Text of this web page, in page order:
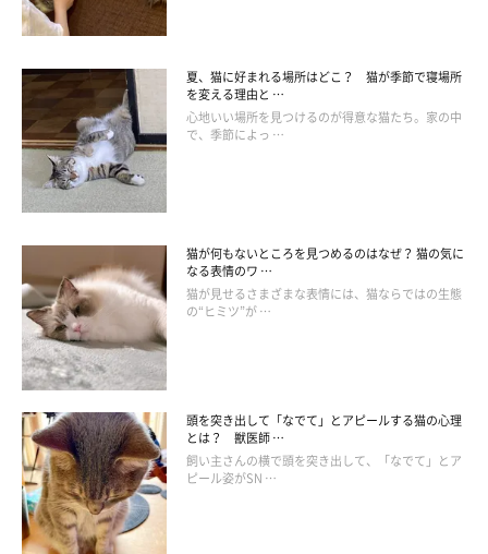
夏、猫に好まれる場所はどこ？ 猫が季節で寝場所
を変える理由と …
心地いい場所を見つけるのが得意な猫たち。家の中
で、季節によっ …
猫が何もないところを見つめるのはなぜ？ 猫の気に
なる表情のワ …
猫が見せるさまざまな表情には、猫ならではの生態
の“ヒミツ”が …
頭を突き出して「なでて」とアピールする猫の心理
とは？ 獣医師 …
飼い主さんの横で頭を突き出して、「なでて」とア
ピール姿がSN …